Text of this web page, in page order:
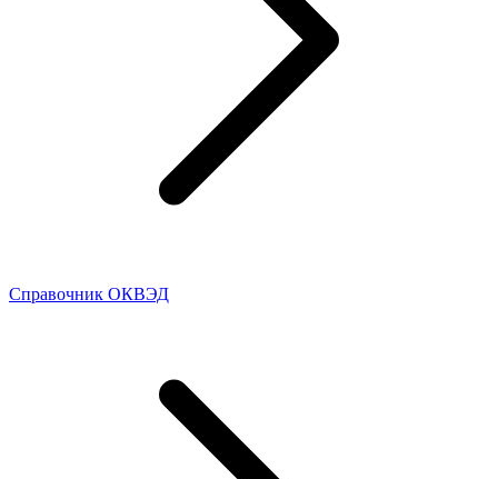
Справочник ОКВЭД